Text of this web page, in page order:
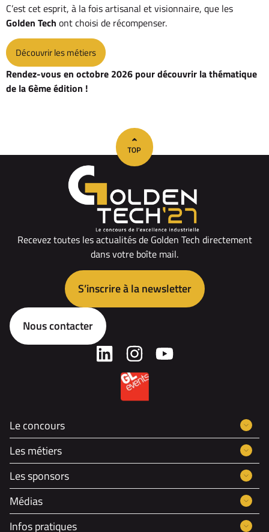
C’est cet esprit, à la fois artisanal et visionnaire, que les
Golden Tech ont choisi de récompenser.
Découvrir les métiers
Rendez-vous en octobre 2026 pour découvrir la thématique
de la 6ème édition !
Recevez toutes les actualités de Golden Tech directement
dans votre boîte mail.
S’inscrire à la newsletter
Nous contacter
Le concours
Les métiers
Les sponsors
Médias
Infos pratiques